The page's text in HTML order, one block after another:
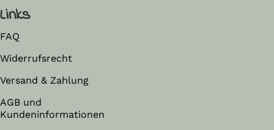
Links
FAQ
Widerrufsrecht
Versand & Zahlung
AGB und
Kundeninformationen